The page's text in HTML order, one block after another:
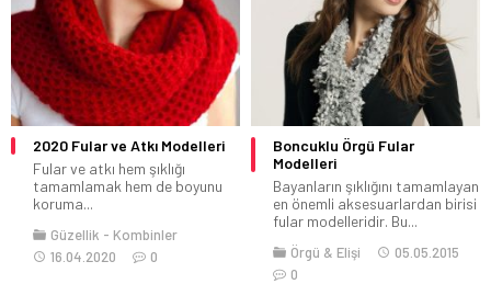
2020 Fular ve Atkı Modelleri
Fular ve atkı hem şıklığı
tamamlamak hem de boyunu
koruma...
Güzellik
Kombinler
16.04.2020
0
Boncuklu Örgü Fular
Modelleri
Bayanların şıklığını tamamlayan
en önemli aksesuarlardan birisi
fular modelleridir. Bu...
Örgü & Elişi
05.05.2015
0